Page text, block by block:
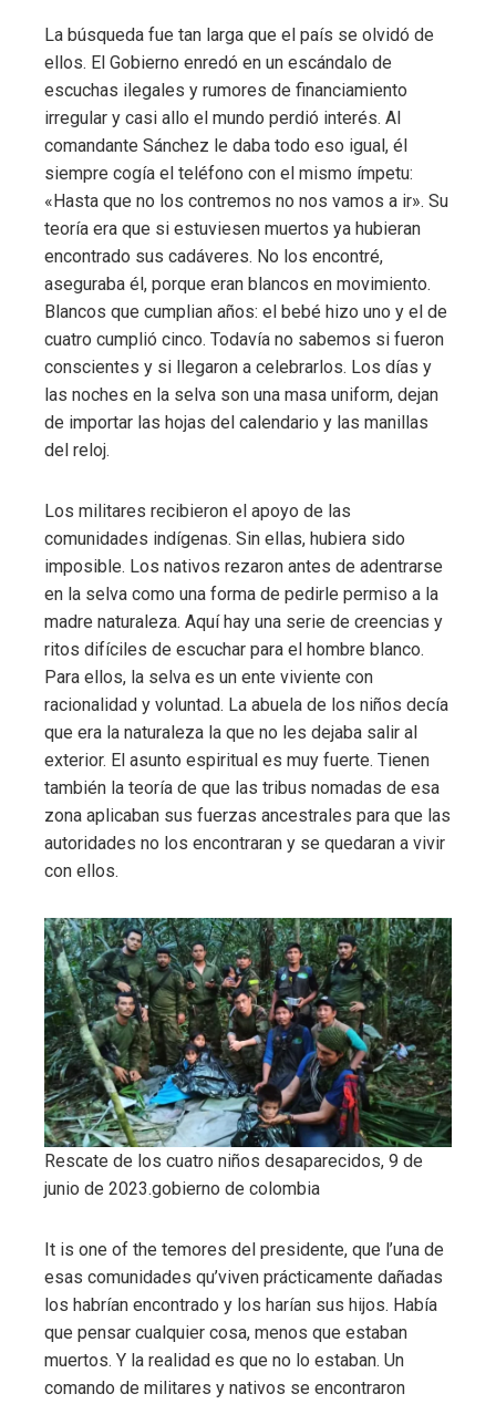
La búsqueda fue tan larga que el país se olvidó de
ellos. El Gobierno enredó en un escándalo de
escuchas ilegales y rumores de financiamiento
irregular y casi allo el mundo perdió interés. Al
comandante Sánchez le daba todo eso igual, él
siempre cogía el teléfono con el mismo ímpetu:
«Hasta que no los contremos no nos vamos a ir». Su
teoría era que si estuviesen muertos ya hubieran
encontrado sus cadáveres. No los encontré,
aseguraba él, porque eran blancos en movimiento.
Blancos que cumplian años: el bebé hizo uno y el de
cuatro cumplió cinco. Todavía no sabemos si fueron
conscientes y si llegaron a celebrarlos. Los días y
las noches en la selva son una masa uniform, dejan
de importar las hojas del calendario y las manillas
del reloj.
Los militares recibieron el apoyo de las
comunidades indígenas. Sin ellas, hubiera sido
imposible. Los nativos rezaron antes de adentrarse
en la selva como una forma de pedirle permiso a la
madre naturaleza. Aquí hay una serie de creencias y
ritos difíciles de escuchar para el hombre blanco.
Para ellos, la selva es un ente viviente con
racionalidad y voluntad. La abuela de los niños decía
que era la naturaleza la que no les dejaba salir al
exterior. El asunto espiritual es muy fuerte. Tienen
también la teoría de que las tribus nomadas de esa
zona aplicaban sus fuerzas ancestrales para que las
autoridades no los encontraran y se quedaran a vivir
con ellos.
Rescate de los cuatro niños desaparecidos, 9 de
junio de 2023.gobierno de colombia
It is one of the temores del presidente, que l’una de
esas comunidades qu’viven prácticamente dañadas
los habrían encontrado y los harían sus hijos. Había
que pensar cualquier cosa, menos que estaban
muertos. Y la realidad es que no lo estaban. Un
comando de militares y nativos se encontraron